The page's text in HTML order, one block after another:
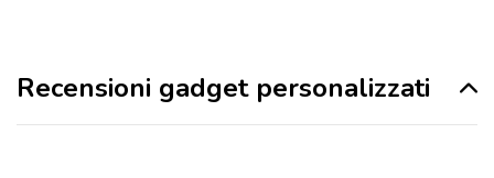
Recensioni gadget personalizzati